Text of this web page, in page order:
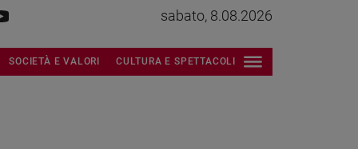
sabato, 8.08.2026
SOCIETÀ E VALORI CULTURA E SPETTACOLI